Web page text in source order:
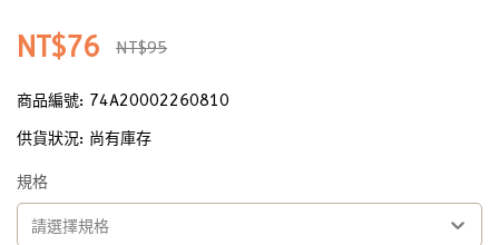
NT$76 NT$95
商品編號: 74A20002260810
供貨狀況: 尚有庫存
規格
請選擇規格